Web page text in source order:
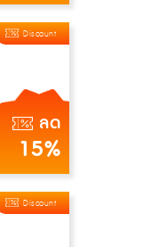
ลด
15%
Discount
Discount